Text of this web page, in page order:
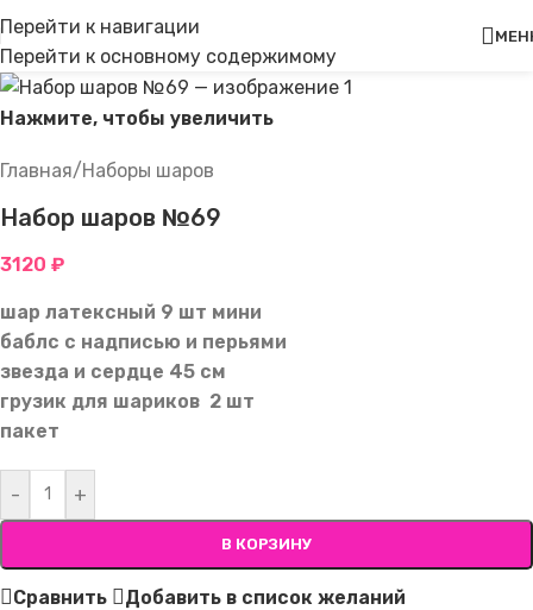
Перейти к навигации
Перейти к основному содержимому
Нажмите, чтобы увеличить
Главная/Наборы шаров
Набор шаров №69
3120 ₽
шар латексный 9 шт мини
баблс с надписью и перьями
звезда и сердце 45 см
грузик для шариков 2 шт
пакет
- +
В КОРЗИНУ
Сравнить
Добавить в список желаний